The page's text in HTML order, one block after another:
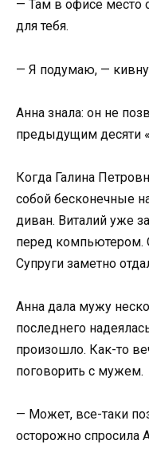
— Там в офисе место
для тебя.
— Я подумаю, —
Анна знала: он не
предыдущим десяти
Когда Галина
собой бесконечные
диван. Виталий уже
перед компьютером.
Супруги заметно
Анна дала мужу
последнего
произошло. Как-то
поговорить с мужем.
— Может, все-таки
осторожно спросила